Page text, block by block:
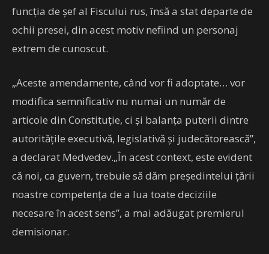
funcția de șef al Fiscului rus, însă a stat departe de
ochii presei, din acest motiv nefiind un personaj
extrem de cunoscut.
„Aceste amendamente, când vor fi adoptate… vor
modifica semnificativ nu numai un număr de
articole din Constituție, ci și balanța puterii dintre
autoritățile executivă, legislativă și judecătorească”,
a declarat Medvedev.„În acest context, este evident
că noi, ca guvern, trebuie să dăm președintelui țării
noastre competența de a lua toate deciziile
necesare în acest sens”, a mai adăugat premierul
demisionar.